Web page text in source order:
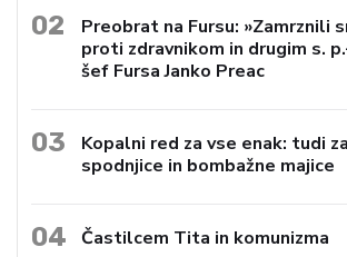
02
Preobrat na Fursu: »Zamrznili
proti zdravnikom in drugim s.
šef Fursa Janko Preac
03
Kopalni red za vse enak: tudi
spodnjice in bombažne majice
04 Častilcem Tita in komunizma